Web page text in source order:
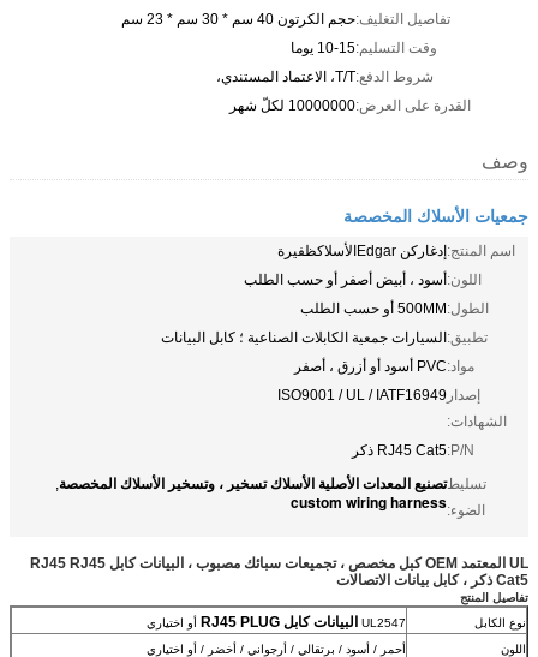
تفاصيل التغليف:حجم الكرتون 40 سم * 30 سم * 23 سم
وقت التسليم:10-15 يوما
شروط الدفع:T/T، الاعتماد المستندي،
القدرة على العرض:10000000 لكلّ شهر
وصف
جمعيات الأسلاك المخصصة
اسم المنتج:إدغاركن Edgarالأسلاكظفيرة
اللون:أسود ، أبيض أصفر أو حسب الطلب
الطول:500MM أو حسب الطلب
تطبيق:السيارات جمعية الكابلات الصناعية ؛ كابل البيانات
مواد:PVC أسود أو أزرق ، أصفر
إصدار
الشهادات:
ISO9001 / UL / IATF16949
P/N: RJ45 Cat5 ذكر
تسليط
الضوء:
تصنيع المعدات الأصلية الأسلاك تسخير ، وتسخير الأسلاك المخصصة,
custom wiring harness
UL المعتمد OEM كبل مخصص ، تجميعات سبائك مصبوب ، البيانات كابل RJ45 RJ45
Cat5 ذكر ، كابل بيانات الاتصالات
تفاصيل المنتج
نوع الكابل
UL2547 البيانات كابل RJ45 PLUG
أو اختياري
اللون
أحمر / أسود / برتقالي / أرجواني / أخضر / أو اختياري